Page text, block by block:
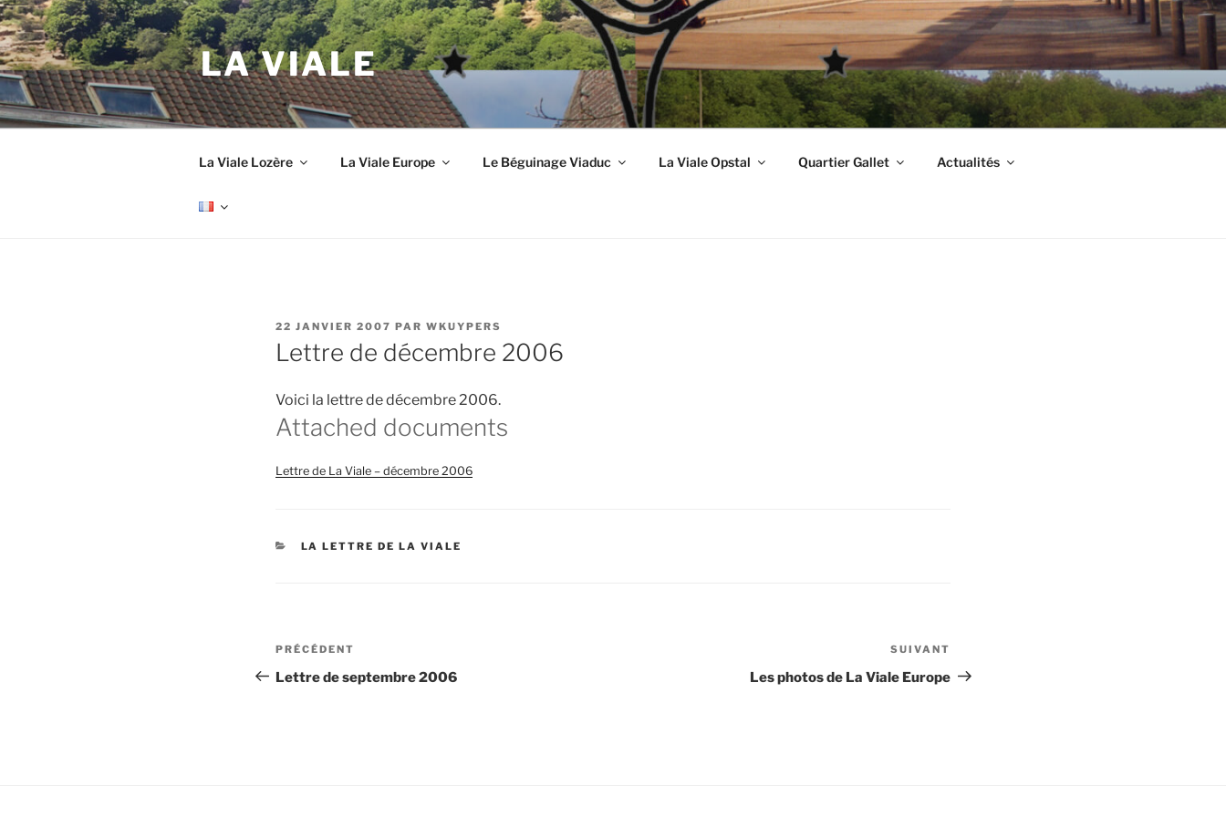
Aller
au
contenu
principal
LA VIALE
La Viale Lozère La Viale Europe Le Béguinage Viaduc La Viale Opstal Quartier Gallet Actualités
PUBLIÉ
LE
22 JANVIER 2007 PAR WKUYPERS
Lettre de décembre 2006
Voici la lettre de décembre 2006.
Attached documents
Lettre de La Viale – décembre 2006
CATÉGORIES
LA LETTRE DE LA VIALE
Navigation
de
Article
précédent
PRÉCÉDENT
Lettre de septembre 2006
suivant
SUIVANT
Les photos de La Viale Europe